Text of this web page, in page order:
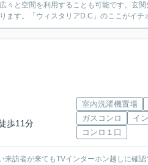
と空間を利用することも可能です。玄
ます。「ウィスタリアD.C」のここがイチ
歩11分
室内洗濯機置場
ガスコンロ
イ
コンロ１口
訪者が来てもTVインターホン越しに確